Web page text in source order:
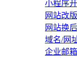
小程序
网站改版
网站换
域名/网
企业邮